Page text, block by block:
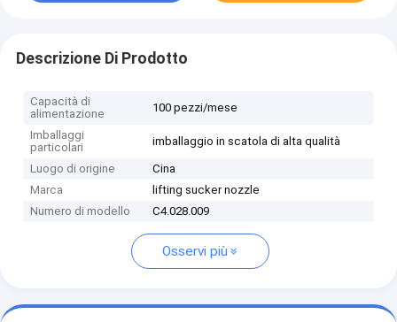
Descrizione Di Prodotto
Capacità di
alimentazione
100 pezzi/mese
Imballaggi
particolari
imballaggio in scatola di alta qualità
Luogo di origine
Cina
Marca
lifting sucker nozzle
Numero di modello
C4.028.009
Osservi più